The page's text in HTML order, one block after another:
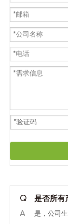
Q
是否所有
A
是，公司